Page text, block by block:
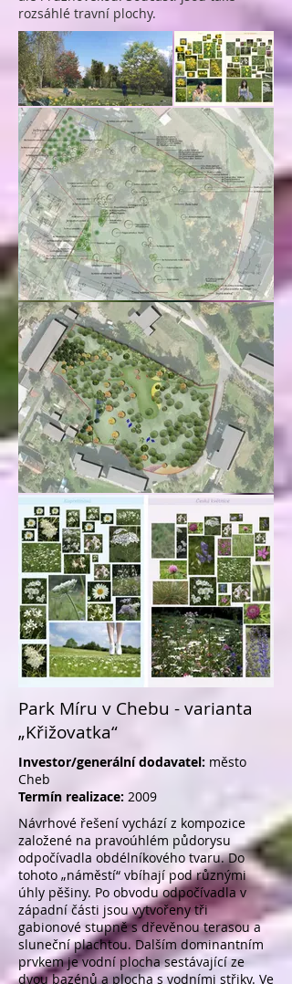
rozsáhlé travní plochy.
Park Míru v Chebu - varianta
„Křižovatka“
Investor/generální dodavatel: město
Cheb
Termín realizace: 2009
Návrhové řešení vychází z kompozice
založené na pravoúhlém půdorysu
odpočívadla obdélníkového tvaru. Do
tohoto „náměstí“ vbíhají pod různými
úhly pěšiny. Po obvodu odpočívadla v
západní části jsou vytvořeny tři
gabionové stupně s dřevěnou terasou a
sluneční plachtou. Dalším dominantním
prvkem je vodní plocha sestávající ze
dvou bazénů a plocha s vodními střiky. Ve